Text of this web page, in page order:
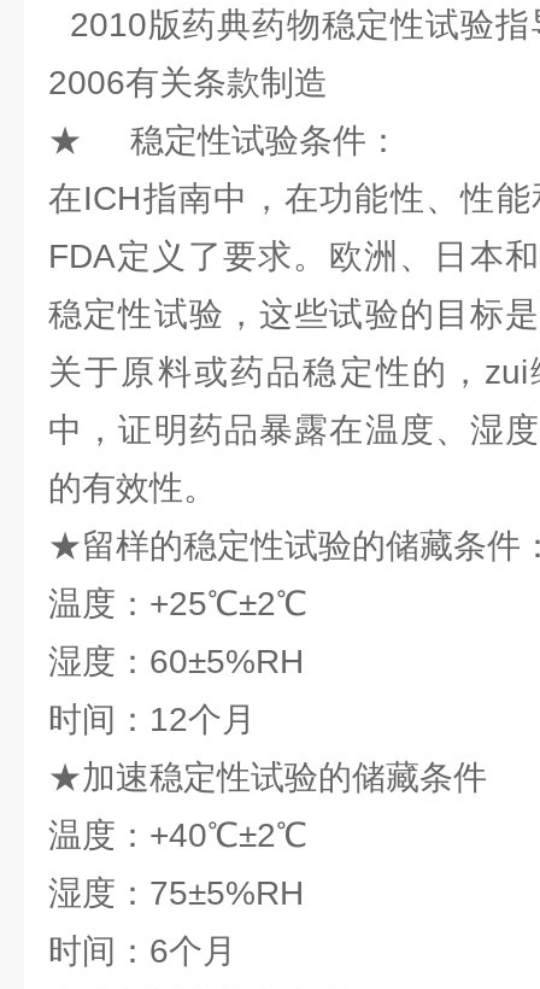
2010版药典药物稳定性试验
2006有关条款制造
★ 稳定性试验条件：
在ICH指南中，在功能性、性
FDA定义了要求。欧洲、日本
稳定性试验，这些试验的目标
关于原料或药品稳定性的，
中，证明药品暴露在温度、湿
的有效性。
★留样的稳定性试验的储藏条件
温度：+25℃±2℃
湿度：60±5%RH
时间：12个月
★加速稳定性试验的储藏条件
温度：+40℃±2℃
湿度：75±5%RH
时间：6个月